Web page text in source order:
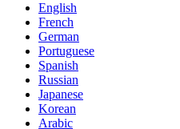
English
French
German
Portuguese
Spanish
Russian
Japanese
Korean
Arabic